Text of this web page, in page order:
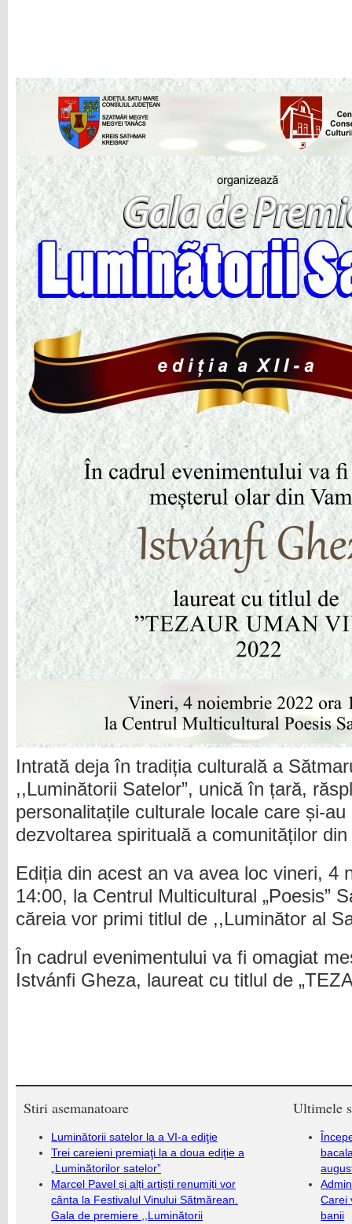
Intrată deja în tradiția culturală a
,,Luminătorii Satelor”, unică în țară,
personalitațile culturale locale care și-
dezvoltarea spirituală a comunităților
Ediția din acest an va avea loc vineri, 4
14:00, la Centrul Multicultural „Poesis”
căreia vor primi titlul de ,,Luminător al
În cadrul evenimentului va fi omagiat
Istvánfi Gheza, laureat cu titlul de
Stiri asemanatoare
Luminătorii satelor la a VI-a ediţie
Trei careieni premiaţi la a doua ediţie a
„Luminătorilor satelor”
Marcel Pavel și alți artiști renumiți vor
cânta la Festivalul Vinului Sătmărean.
Gala de premiere ,,Luminătorii
Ultimele
Carei
banii